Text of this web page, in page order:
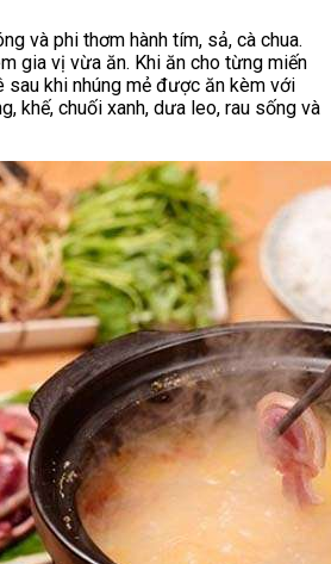
và phi thơm hành tím, sả, cà chua.
gia vị vừa ăn. Khi ăn cho từng miến
sau khi nhúng mẻ được ăn kèm với
khế, chuối xanh, dưa leo, rau sống và